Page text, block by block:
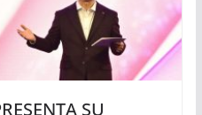
SU